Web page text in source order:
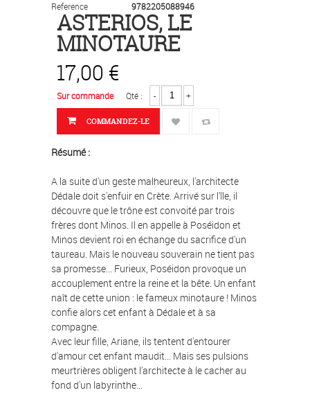
Reference
9782205088946
ASTERIOS, LE
MINOTAURE
17,00 €
Sur commande Qté : - +
COMMANDEZ-LE
Résumé :
A la suite d'un geste malheureux, l'architecte
Dédale doit s'enfuir en Crète. Arrivé sur l'île, il
découvre que le trône est convoité par trois
frères dont Minos. Il en appelle à Poséidon et
Minos devient roi en échange du sacrifice d'un
taureau. Mais le nouveau souverain ne tient pas
sa promesse... Furieux, Poséidon provoque un
accouplement entre la reine et la bête. Un enfant
naît de cette union : le fameux minotaure ! Minos
confie alors cet enfant à Dédale et à sa
compagne.
Avec leur fille, Ariane, ils tentent d'entourer
d'amour cet enfant maudit... Mais ses pulsions
meurtrières obligent l'architecte à le cacher au
fond d'un labyrinthe...